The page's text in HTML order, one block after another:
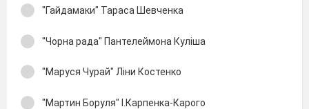
"Гайдамаки" Тараса Шевченка
"Чорна рада" Пантелеймона Куліша
"Маруся Чурай" Ліни Костенко
"Мартин Боруля" І.Карпенка-Карого